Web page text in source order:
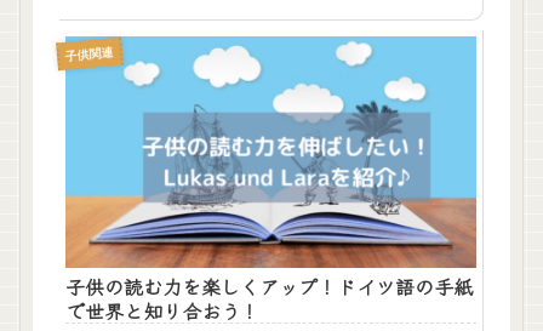
子供関連
子供の読む力を楽しくアップ！ドイツ語の手紙
で世界と知り合おう！